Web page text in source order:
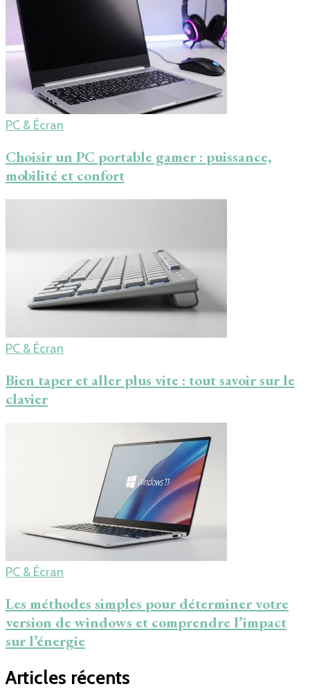
PC & Écran
Choisir un PC portable gamer : puissance,
mobilité et confort
PC & Écran
Bien taper et aller plus vite : tout savoir sur le
clavier
PC & Écran
Les méthodes simples pour déterminer votre
version de windows et comprendre l’impact
sur l’énergie
Articles récents